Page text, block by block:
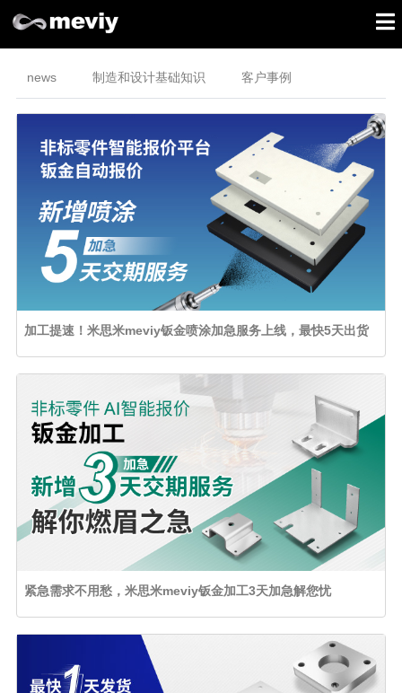
news 制造和设计基础知识 客户事例
加工提速！米思米meviy钣金喷涂加急服务上线，最快5天出货
紧急需求不用愁，米思米meviy钣金加工3天加急解您忧